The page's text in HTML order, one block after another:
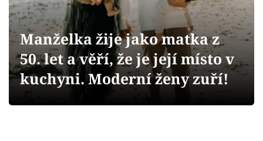
Videa
Sledujte prima+
Přihlášení
Manželka žije jako matka z
50. let a věří, že je její místo v
kuchyni. Moderní ženy zuří!